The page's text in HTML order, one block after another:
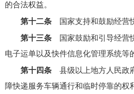
的合法权益。
第十二条国家支持和鼓励经营
第十三条国家鼓励和引导经营
电子运单以及快件信息化管理系统等
第十四条县级以上地方人民政
障快递服务车辆通行和临时停靠的